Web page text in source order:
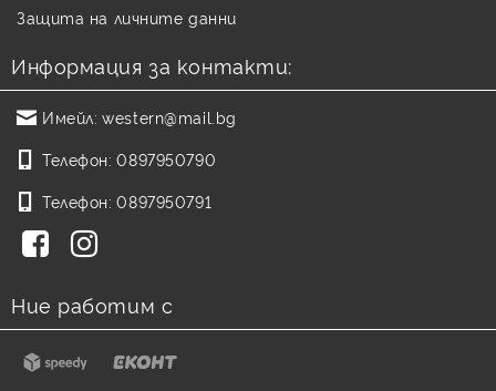
Защита на личните данни
Информация за контакти:
Имейл: western@mail.bg
Телефон: 0897950790
Телефон: 0897950791
Ние работим с